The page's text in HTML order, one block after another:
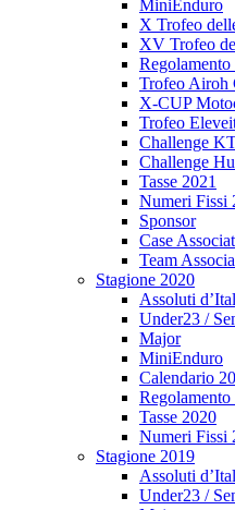
MiniEnduro
X Trofeo
XV Trofeo
Trofeo Airoh
X-CUP
Trofeo
Challenge
Challenge
Tasse 2021
Numeri Fissi
Sponsor
Case
Team
Stagione 2020
Assoluti
Under23 /
Major
MiniEnduro
Calendario
Tasse 2020
Numeri Fissi
Stagione 2019
Assoluti
Under23 /